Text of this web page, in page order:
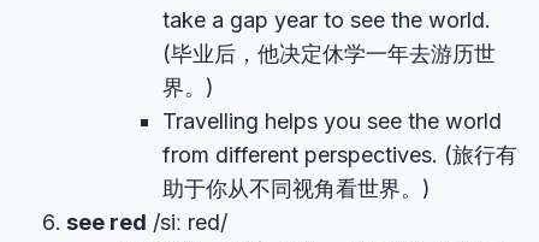
take a gap year to see the world.
(毕业后，他决定休学一年去游历世
界。)
Travelling helps you see the world
from different perspectives. (旅行有
助于你从不同视角看世界。)
see red /siː red/